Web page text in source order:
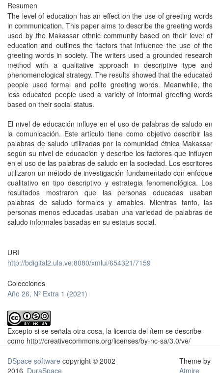
Resumen
The level of education has an effect on the use of greeting words
in communication. This paper aims to describe the greeting words
used by the Makassar ethnic community based on their level of
education and outlines the factors that influence the use of the
greeting words in society. The writers used a grounded research
method with a qualitative approach in descriptive type and
phenomenological strategy. The results showed that the educated
people used formal and polite greeting words. Meanwhile, the
less educated people used a variety of informal greeting words
based on their social status.
El nivel de educación influye en el uso de palabras de saludo en
la comunicación. Este artículo tiene como objetivo describir las
palabras de saludo utilizadas por la comunidad étnica Makassar
según su nivel de educación y describe los factores que influyen
en el uso de las palabras de saludo en la sociedad. Los escritores
utilizaron un método de investigación fundamentado con enfoque
cualitativo en tipo descriptivo y estrategia fenomenológica. Los
resultados mostraron que las personas educadas usaban
palabras de saludo formales y amables. Mientras tanto, las
personas menos educadas usaban una variedad de palabras de
saludo informales basadas en su estatus social.
URI
http://bdigital2.ula.ve:8080/xmlui/654321/7159
Colecciones
Año 26, Nº Extra 1 (2021)
Excepto si se señala otra cosa, la licencia del ítem se describe
como http://creativecommons.org/licenses/by-nc-sa/3.0/ve/
DSpace software copyright © 2002-
2016 DuraSpace
Theme by
Atmire